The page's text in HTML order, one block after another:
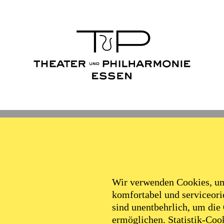
Wir verwenden Cookies,
komfortabel und
sind unentbehrlich, um
ermöglichen. Statistik-